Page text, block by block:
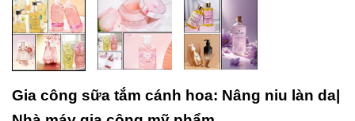
Gia công sữa tắm cánh hoa: Nâng niu làn da|